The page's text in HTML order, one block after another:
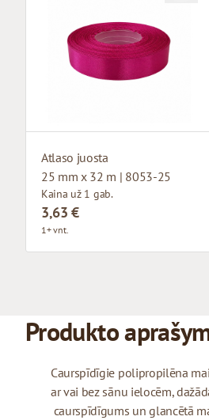
Atlaso juosta
25 mm x 32 m | 8053-25
Kaina už 1 gab.
3,63 €
1+ vnt.
Produkto
Caurspīdīgie polipropilēna
ar vai bez sānu ielocēm,
caurspīdīgums un glancētā